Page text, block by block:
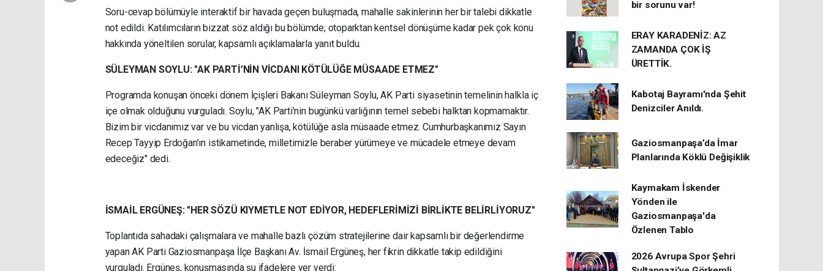
Soru-cevap bölümüyle interaktif bir havada geçen buluşmada, mahalle sakinlerinin her bir talebi dikkatle
not edildi. Katılımcıların bizzat söz aldığı bu bölümde; otoparktan kentsel dönüşüme kadar pek çok konu
hakkında yöneltilen sorular, kapsamlı açıklamalarla yanıt buldu.
SÜLEYMAN SOYLU: "AK PARTİ’NİN VİCDANI KÖTÜLÜĞE MÜSAADE ETMEZ"
Programda konuşan önceki dönem İçişleri Bakanı Süleyman Soylu, AK Parti siyasetinin temelinin halkla iç
içe olmak olduğunu vurguladı. Soylu, "AK Parti’nin bugünkü varlığının temel sebebi halktan kopmamaktır.
Bizim bir vicdanımız var ve bu vicdan yanlışa, kötülüğe asla müsaade etmez. Cumhurbaşkanımız Sayın
Recep Tayyip Erdoğan’ın istikametinde, milletimizle beraber yürümeye ve mücadele etmeye devam
edeceğiz" dedi.
İSMAİL ERGÜNEŞ: "HER SÖZÜ KIYMETLE NOT EDİYOR, HEDEFLERİMİZİ BİRLİKTE BELİRLİYORUZ"
Toplantıda sahadaki çalışmalara ve mahalle bazlı çözüm stratejilerine dair kapsamlı bir değerlendirme
yapan AK Parti Gaziosmanpaşa İlçe Başkanı Av. İsmail Ergüneş, her fikrin dikkatle takip edildiğini
vurguladı. Ergüneş, konuşmasında şu ifadelere yer verdi:
bir sorunu var!
ERAY KARADENİZ: AZ
ZAMANDA ÇOK İŞ
ÜRETTİK.
Kabotaj Bayramı'nda Şehit
Denizciler Anıldı.
Gaziosmanpaşa’da İmar
Planlarında Köklü Değişiklik
Kaymakam İskender
Yönden ile
Gaziosmanpaşa'da
Özlenen Tablo
2026 Avrupa Spor Şehri